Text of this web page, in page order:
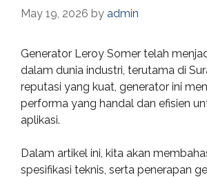
May 19, 2026 by admin
Generator Leroy Somer telah
dalam dunia industri, terutama di
reputasi yang kuat, generator ini
performa yang handal dan efisien
aplikasi.
Dalam artikel ini, kita akan
spesifikasi teknis, serta penerapan